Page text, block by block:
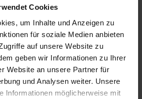
Cookies
um Inhalte und Anzeigen zu
für soziale Medien anbieten
auf unsere Website zu
geben wir Informationen zu Ihrer
Website an unsere Partner für
und Analysen weiter. Unsere
Informationen möglicherweise mit
ca. 2-4 Werktage innerhalb
In denWarenkorb